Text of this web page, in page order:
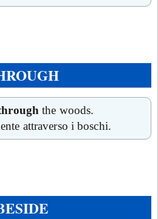
the woods.
attraverso i boschi.